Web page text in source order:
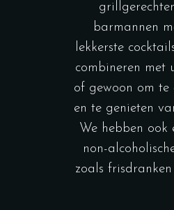
barmannen
lekkerste
combineren met
of gewoon om te
en te genieten
We hebben ook
non-
zoals